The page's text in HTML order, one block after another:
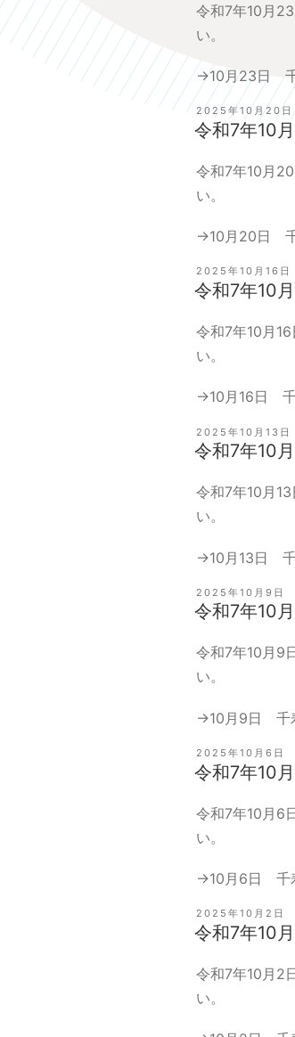
令和7年10月
い。
→10月23日
投
稿
日:
2025年10月20日
令和7年10
令和7年10月
い。
→10月20日
投
稿
日:
2025年10月16日
令和7年10
令和7年10月
い。
→10月16日
投
稿
日:
2025年10月13日
令和7年10
令和7年10月
い。
→10月13日
投
稿
日:
2025年10月9日
令和7年10
令和7年10月9
い。
→10月9日 千
投
稿
日:
2025年10月6日
令和7年10
令和7年10月6
い。
→10月6日 千
投
稿
日:
2025年10月2日
令和7年10
令和7年10月2
い。